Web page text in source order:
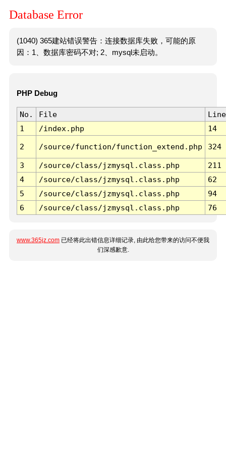
Database Error
(1040) 365建站错误警告：连接数据库失败，可能的原
因：1、数据库密码不对; 2、mysql未启动。
PHP Debug
No. File
Line
1
/index.php 14
2 /source/function/function_extend.php 324
3 /source/class/jzmysql.class.php
211
4
/source/class/jzmysql.class.php
62
5
/source/class/jzmysql.class.php
94
6
/source/class/jzmysql.class.php 76
www.365jz.com 已经将此出错信息详细记录, 由此给您带来的访问不便我
们深感歉意.